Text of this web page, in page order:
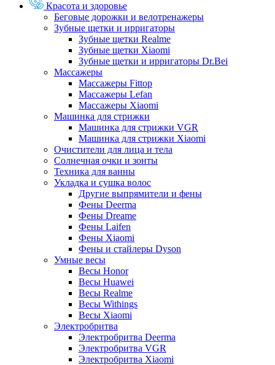
Красота и здоровье
Беговые дорожки и велотренажеры
Зубные щетки и ирригаторы
Зубные щетки Realme
Зубные щетки Xiaomi
Зубные щетки и ирригаторы Dr.Bei
Массажеры
Массажеры Fittop
Массажеры Lefan
Массажеры Xiaomi
Машинка для стрижки
Машинка для стрижки VGR
Машинка для стрижки Xiaomi
Очистители для лица и тела
Солнечная очки и зонты
Техника для ванны
Укладка и сушка волос
Другие выпрямители и фены
Фены Deerma
Фены Dreame
Фены Laifen
Фены Xiaomi
Фены и стайлеры Dyson
Умные весы
Весы Honor
Весы Huawei
Весы Realme
Весы Withings
Весы Xiaomi
Электробритва
Электробритва Deerma
Электробритва VGR
Электробритва Xiaomi